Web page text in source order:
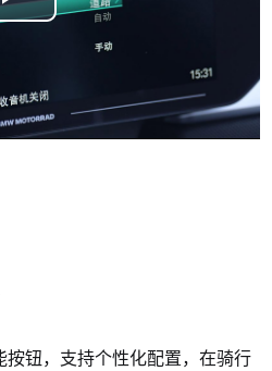
钮，支持个性化配置，在骑行